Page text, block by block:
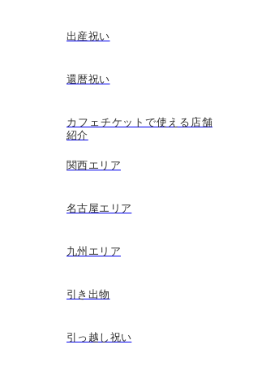
出産祝い
還暦祝い
カフェチケットで使える店舗
紹介
関西エリア
名古屋エリア
九州エリア
引き出物
引っ越し祝い